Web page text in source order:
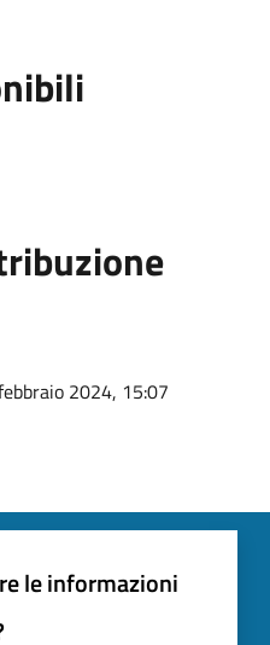
2024, 15:07
le informazioni